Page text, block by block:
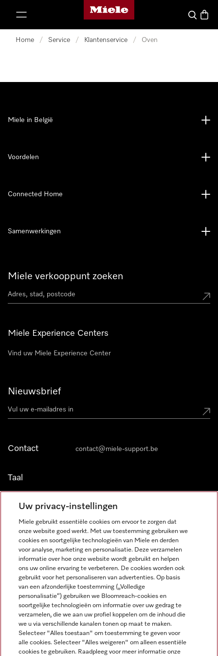
Miele homepage
Wat zoek
Home / Service / Klantenservice / Oven
Miele verkooppunt zoeken
Miele Experience Centers
Vind uw Miele Experience Center
Nieuwsbrief
Contact contact@miele-support.be
Taal
NEDERLANDS
Miele in België
Voordelen
Connected Home
Samenwerkingen
Wettelijke Informatie
Algemene voorwaarden
Privacybeleid
Miele op Facebook
Miele op Youtube
Miele op Instagram
Miele op Pinterest
Uw privacy-instellingen
Miele gebruikt essentiële cookies om ervoor te zorgen dat
onze website goed werkt. Met uw toestemming gebruiken we
cookies en soortgelijke technologieën van Miele en derden
voor analyse, marketing en personalisatie. Deze verzamelen
informatie over hoe onze website wordt gebruikt en helpen
ons uw online ervaring te verbeteren. De cookies worden ook
gebruikt voor het personaliseren van advertenties. Op basis
van een afzonderlijke toestemming („Volledige
personalisatie“) gebruiken we Bloomreach-cookies en
soortgelijke technologieën om informatie over uw gedrag te
verzamelen, die we aan uw profiel koppelen om de inhoud die
we u via verschillende kanalen tonen op maat te maken.
Selecteer "Alles toestaan" om toestemming te geven voor
alle cookies. Selecteer "Alles weigeren" om alleen essentiële
cookies te gebruiken. Raadpleeg voor meer informatie onze